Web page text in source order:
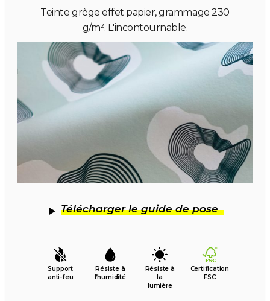
Teinte grège effet papier, grammage 230
g/m². L'incontournable.
Télécharger le guide de pose
Support
anti-feu
Résiste à
l’humidité
Résiste à
la
lumière
Certification
FSC